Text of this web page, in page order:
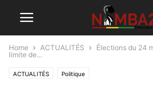
Home ACTUALITÉS
Élections du 24
limite de...
ACTUALITÉS Politique